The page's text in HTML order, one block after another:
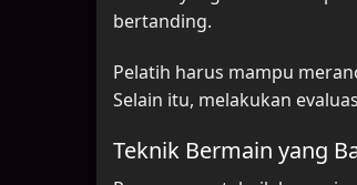
bertanding.
Pelatih harus mampu
Selain itu, melakukan
Teknik Bermain yang